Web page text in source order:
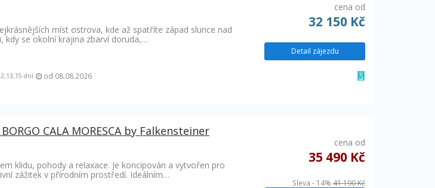
míst ostrova, kde až spatříte západ slunce nad
kdy se okolní krajina zbarví doruda,…
cena od
32 150 Kč
Detail zájezdu
od 08.08.2026
dní
BORGO CALA MORESCA by Falkensteiner
klidu, pohody a relaxace. Je koncipován a vytvořen pro
zážitek v přírodním prostředí. Ideálním…
cena od
35 490 Kč
Sleva - 14% 41 190 Kč